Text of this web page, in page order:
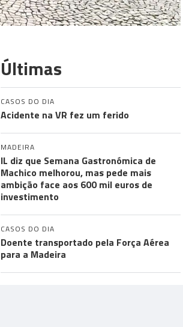
Últimas
CASOS DO DIA
Acidente na VR fez um ferido
MADEIRA
IL diz que Semana Gastronómica de
Machico melhorou, mas pede mais
ambição face aos 600 mil euros de
investimento
CASOS DO DIA
Doente transportado pela Força Aérea
para a Madeira